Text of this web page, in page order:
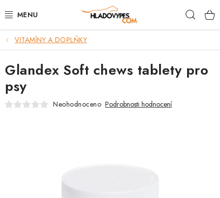
na
POTŘEBY PRO PSY
TAMI PŘEPRAVNÍ BOXY
SPORT SE PSEM
VITAMÍNY A DOPLŇKY
Glandex Soft chews tablety pro
psy
Neohodnoceno Podrobnosti hodnocení